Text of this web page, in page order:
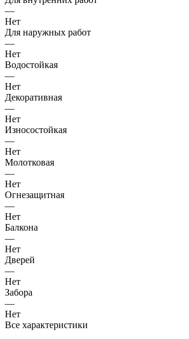
—
Нет
Для наружных работ
—
Нет
Водостойкая
—
Нет
Декоративная
—
Нет
Износостойкая
—
Нет
Молотковая
—
Нет
Огнезащитная
—
Нет
Балкона
—
Нет
Дверей
—
Нет
Забора
—
Нет
Все характеристики